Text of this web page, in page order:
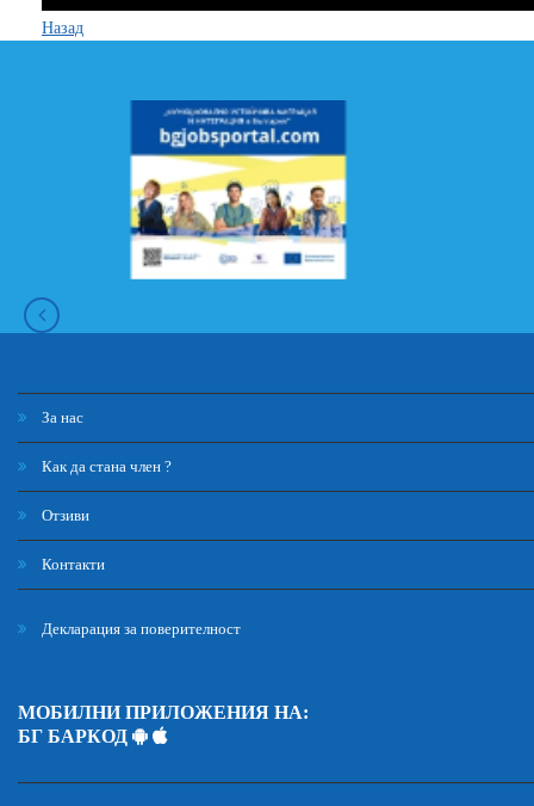
Назад
За нас
Как да стана член ?
Отзиви
Контакти
Декларация за поверителност
МОБИЛНИ ПРИЛОЖЕНИЯ НА:
БГ БАРКОД